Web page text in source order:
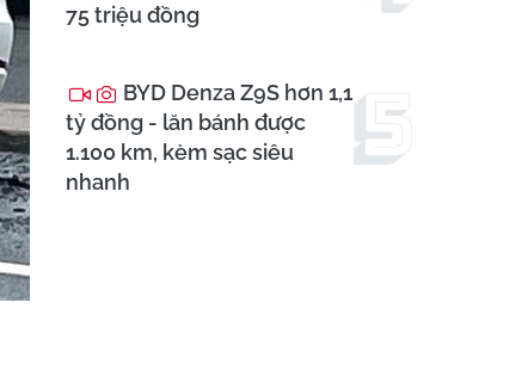
75 triệu đồng
BYD Denza Z9S hơn 1,1
tỷ đồng - lăn bánh được
1.100 km, kèm sạc siêu
nhanh